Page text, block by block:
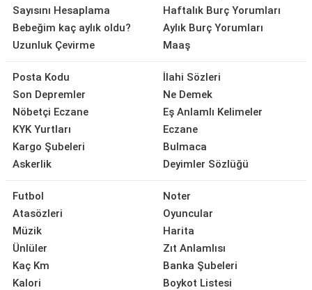
Sayısını Hesaplama
Bebeğim kaç aylık oldu?
Uzunluk Çevirme
Haftalık Burç Yorumları
Aylık Burç Yorumları
Maaş
Posta Kodu
Son Depremler
Nöbetçi Eczane
KYK Yurtları
Kargo Şubeleri
Askerlik
İlahi Sözleri
Ne Demek
Eş Anlamlı Kelimeler
Eczane
Bulmaca
Deyimler Sözlüğü
Futbol
Atasözleri
Müzik
Ünlüler
Kaç Km
Kalori
Noter
Oyuncular
Harita
Zıt Anlamlısı
Banka Şubeleri
Boykot Listesi